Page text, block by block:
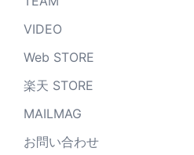
VIDEO
Web STORE
楽天 STORE
MAILMAG
お問い合わせ